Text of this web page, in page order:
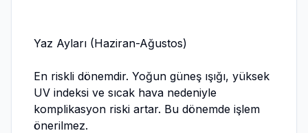
Yaz Ayları (Haziran-Ağustos)
En riskli dönemdir. Yoğun güneş ışığı, yüksek
UV indeksi ve sıcak hava nedeniyle
komplikasyon riski artar. Bu dönemde işlem
önerilmez.